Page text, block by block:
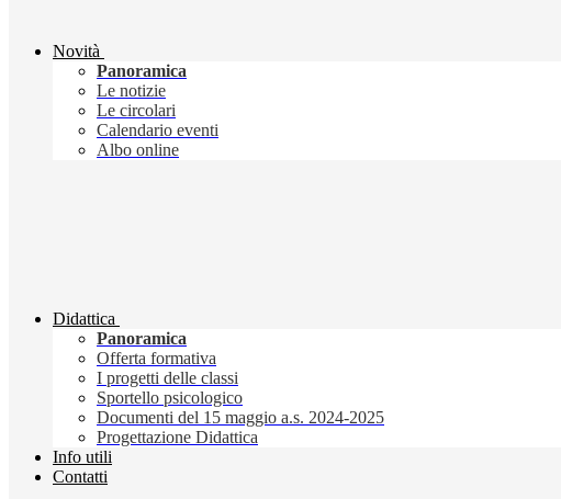
Novità
Panoramica
Le notizie
Le circolari
Calendario eventi
Albo online
Didattica
Panoramica
Offerta formativa
I progetti delle classi
Sportello psicologico
Documenti del 15 maggio a.s. 2024-2025
Progettazione Didattica
Info utili
Contatti